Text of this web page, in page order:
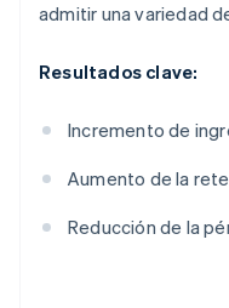
admitir una variedad
Resultados clave:
Incremento de
Aumento de la
Reducción de la